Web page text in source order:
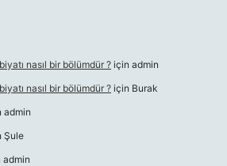
nasıl bir bölümdür ? için admin
nasıl bir bölümdür ? için Burak
admin
Şule
admin